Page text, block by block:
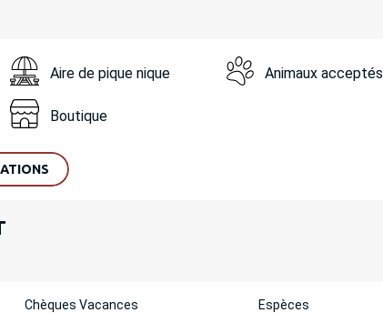
Aire de pique nique Animaux acceptés
Boutique
Chèques Vacances Espèces